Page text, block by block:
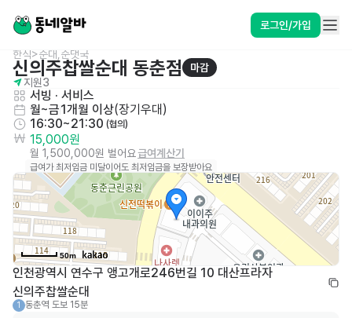
로그인/가입
한식>순대,순댓국
신의주찹쌀순대 동춘점
마감
지원3
서빙 · 서비스
월~금1개월 이상(장기우대 )
16:30~21:30 (협의)
15,000원
월 1,500,000원 벌어요급여계산기
급여가 최저임금 미달이어도 최저임금을 보장받아요
50m
인천광역시 연수구 앵고개로246번길 10 대산프라자
신의주찹쌀순대
1 동춘역 도보 15분